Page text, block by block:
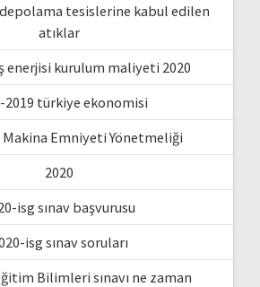
depolama tesislerine kabul edilen
atıklar
enerjisi kurulum maliyeti 2020
2019 türkiye ekonomisi
Makina Emniyeti Yönetmeliği
2020
isg sınav başvurusu
isg sınav soruları
Bilimleri sınavı ne zaman